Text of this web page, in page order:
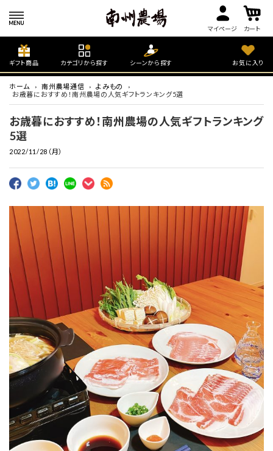
マイページ カート
ギフト商品 カテゴリから探す シーンから探す お気に入り
ホーム 南州農場通信
よみもの
お歳暮におすすめ！南州農場の人気ギフトランキング5選
お歳暮におすすめ！南州農場の人気ギフトランキング
5選
2022/11/28（月）